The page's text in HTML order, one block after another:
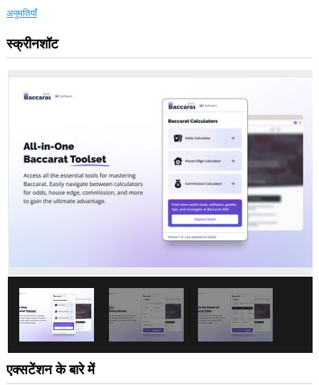
अनुमतियाँ
यह
एक्सटेंशन
आपके
प्राप्त
गतिविधि
पहुँच
प्राप्त
स्क्रीनशॉट
एक्सटेंशन के बारे में